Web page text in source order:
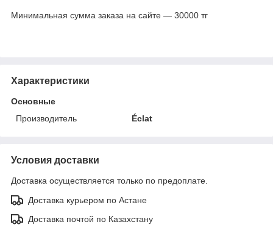
Минимальная сумма заказа на сайте — 30000 тг
Характеристики
Основные
Производитель
Éclat
Условия доставки
Доставка осуществляется только по предоплате.
Доставка курьером по Астане
Доставка почтой по Казахстану